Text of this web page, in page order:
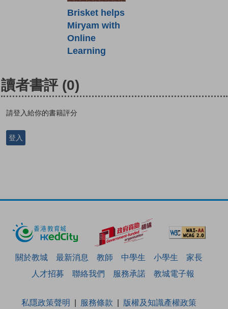
Brisket helps
Miryam with
Online
Learning
讀者書評 (0)
請登入給你的書籍評分
登入
關於教城 最新消息 教師 中學生 小學生
家長
人才招募
聯絡我們 服務承諾 教城電子報
私隱政策聲明 服務條款
版權及知識產權政策